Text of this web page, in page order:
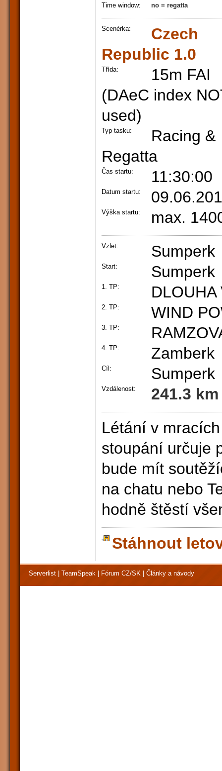
Time window: no = regatta
Scenérka:
Czech
Republic 1.0
Třída:
15m FAI
(DAeC index
used)
Typ tasku:
Racing &
Regatta
Čas startu: 11:30:00
Datum startu:
Výška startu: max.
Vzlet: Sumperk
Start: Sumperk
1. TP: DLOUHA
2. TP: WIND
3. TP:
4. TP: Zamberk
Cíl: Sumperk
Vzdálenost:
241.3 km
Létání v
stoupání určuje
bude mít
na chatu nebo
hodně štěstí
Stáhnout
Serverlist TeamSpeak Fórum CZ/SK Články a návody